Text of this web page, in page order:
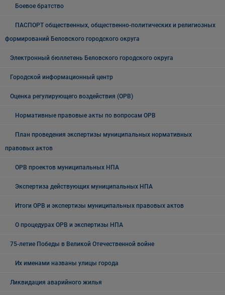
Боевое братство
ПАСПОРТ общественных, общественно-политических и религиозных
формирований Беловского городского округа
Электронный бюллетень Беловского городского округа
Городской информационный центр
Оценка регулирующего воздействия (ОРВ)
Нормативные правовые акты по вопросам ОРВ
План проведения экспертизы муниципальных нормативных
правовых актов
ОРВ проектов муниципальных НПА
Экспертиза действующих муниципальных НПА
Итоги ОРВ и экспертизы муниципальных правовых актов
О процедурах ОРВ и экспертизы НПА
75-летие Победы в Великой Отечественной войне
Их именами названы улицы города
Ликвидация аварийного жилья